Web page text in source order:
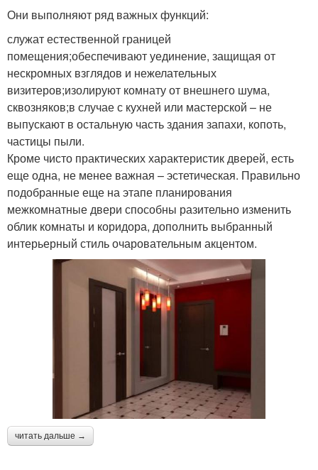
Они выполняют ряд важных функций:
служат естественной границей
помещения;обеспечивают уединение, защищая от
нескромных взглядов и нежелательных
визитеров;изолируют комнату от внешнего шума,
сквозняков;в случае с кухней или мастерской – не
выпускают в остальную часть здания запахи, копоть,
частицы пыли.
Кроме чисто практических характеристик дверей, есть
еще одна, не менее важная – эстетическая. Правильно
подобранные еще на этапе планирования
межкомнатные двери способны разительно изменить
облик комнаты и коридора, дополнить выбранный
интерьерный стиль очаровательным акцентом.
читать дальше →